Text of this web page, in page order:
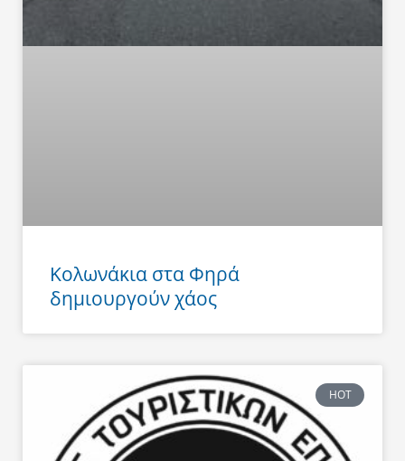
Κολωνάκια στα Φηρά
δημιουργούν χάος
HOT